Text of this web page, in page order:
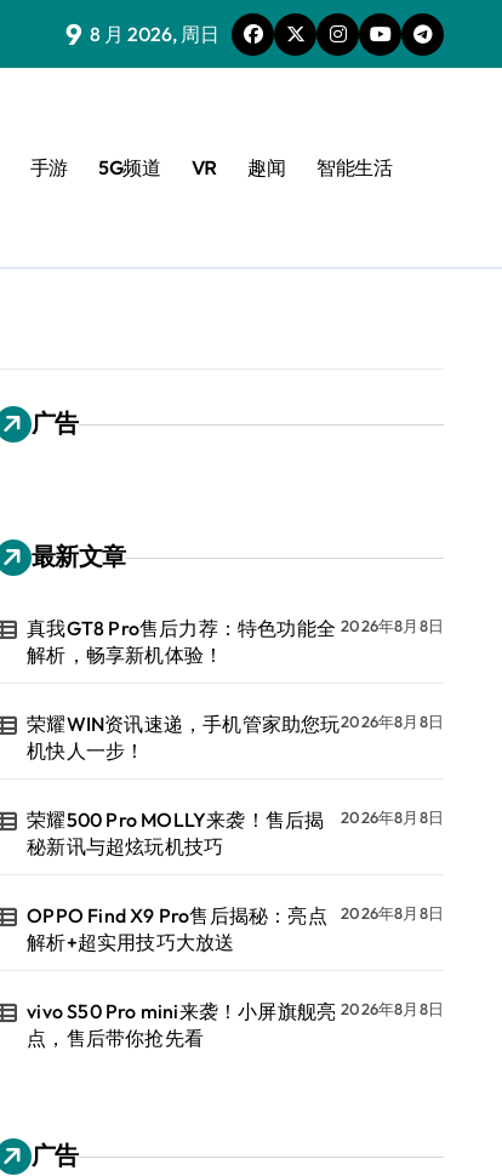
9 8 月 2026, 周日
手游 5G频道 VR 趣闻 智能生活
广告
最新文章
真我GT8 Pro售后力荐：特色功能全
解析，畅享新机体验！
2026年8月8日
荣耀WIN资讯速递，手机管家助您玩
机快人一步！
2026年8月8日
荣耀500 Pro MOLLY来袭！售后揭
秘新讯与超炫玩机技巧
2026年8月8日
OPPO Find X9 Pro售后揭秘：亮点
解析+超实用技巧大放送
2026年8月8日
vivo S50 Pro mini来袭！小屏旗舰亮
点，售后带你抢先看
2026年8月8日
广告